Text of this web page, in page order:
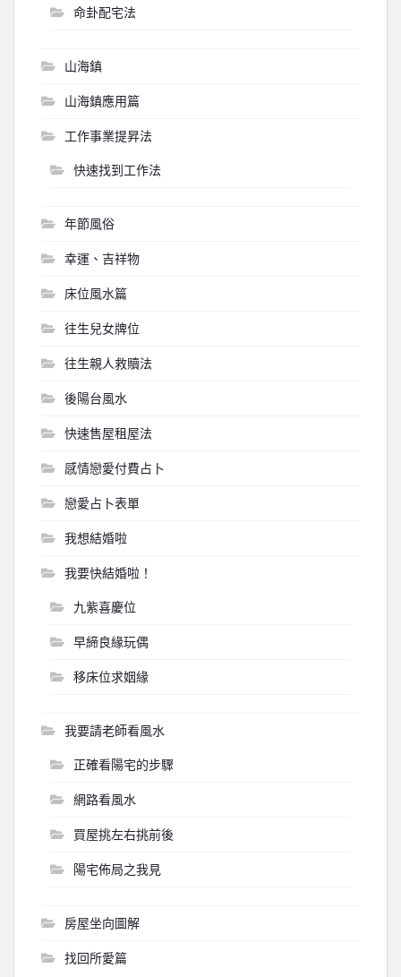
命卦配宅法
山海鎮
山海鎮應用篇
工作事業提昇法
快速找到工作法
年節風俗
幸運、吉祥物
床位風水篇
往生兒女牌位
往生親人救贖法
後陽台風水
快速售屋租屋法
感情戀愛付費占卜
戀愛占卜表單
我想結婚啦
我要快結婚啦！
九紫喜慶位
早締良緣玩偶
移床位求姻緣
我要請老師看風水
正確看陽宅的步驟
網路看風水
買屋挑左右挑前後
陽宅佈局之我見
房屋坐向圖解
找回所愛篇